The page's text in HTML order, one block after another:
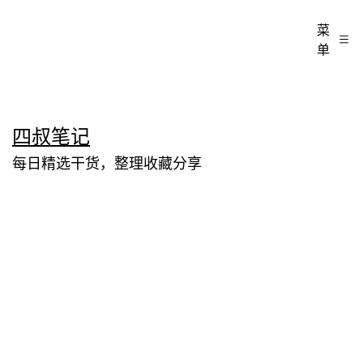
至
内
四叔笔记
每日精选干货，整理收藏分享
菜
单